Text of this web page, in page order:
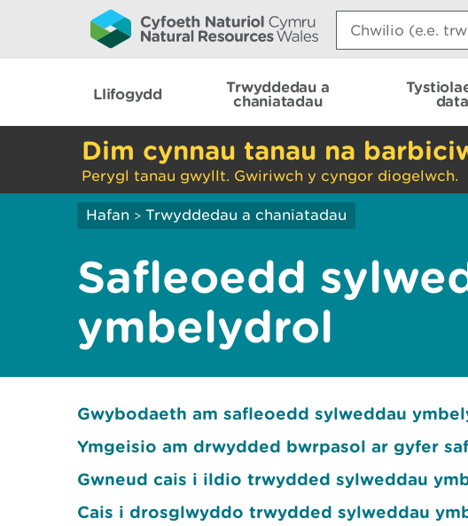
Search:
Llifogydd
Trwyddedau a
chaniatadau
data
Dim cynnau tanau na
Perygl tanau gwyllt. Gwiriwch y cyngor diogelwch.
Hafan > Trwyddedau a chaniatadau
Safleoedd
ymbelydrol
Gwybodaeth am safleoedd sylweddau
Ymgeisio am drwydded bwrpasol ar gyfer
Gwneud cais i ildio trwydded sylweddau
Cais i drosglwyddo trwydded sylweddau